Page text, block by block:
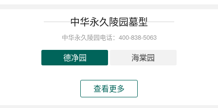
中华永久陵园墓型
中华永久陵园电话：400-838-5063
德净园 海棠园
查看更多